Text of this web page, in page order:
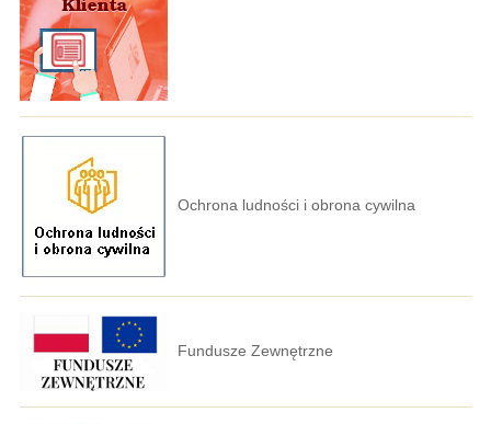
Ochrona ludności i obrona cywilna
Fundusze Zewnętrzne